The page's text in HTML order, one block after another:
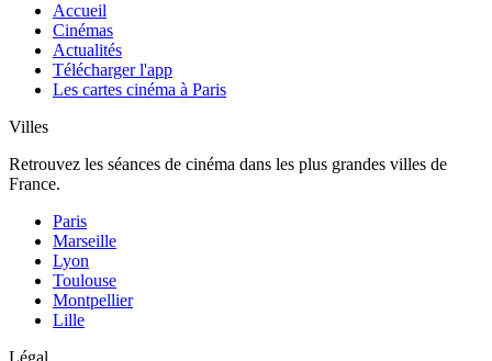
Accueil
Cinémas
Actualités
Télécharger l'app
Les cartes cinéma à Paris
Villes
Retrouvez les séances de cinéma dans les plus grandes villes de
France.
Paris
Marseille
Lyon
Toulouse
Montpellier
Lille
Légal